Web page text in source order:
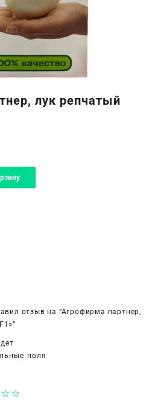
лук репчатый
отзыв на “Агрофирма партнер,
поля